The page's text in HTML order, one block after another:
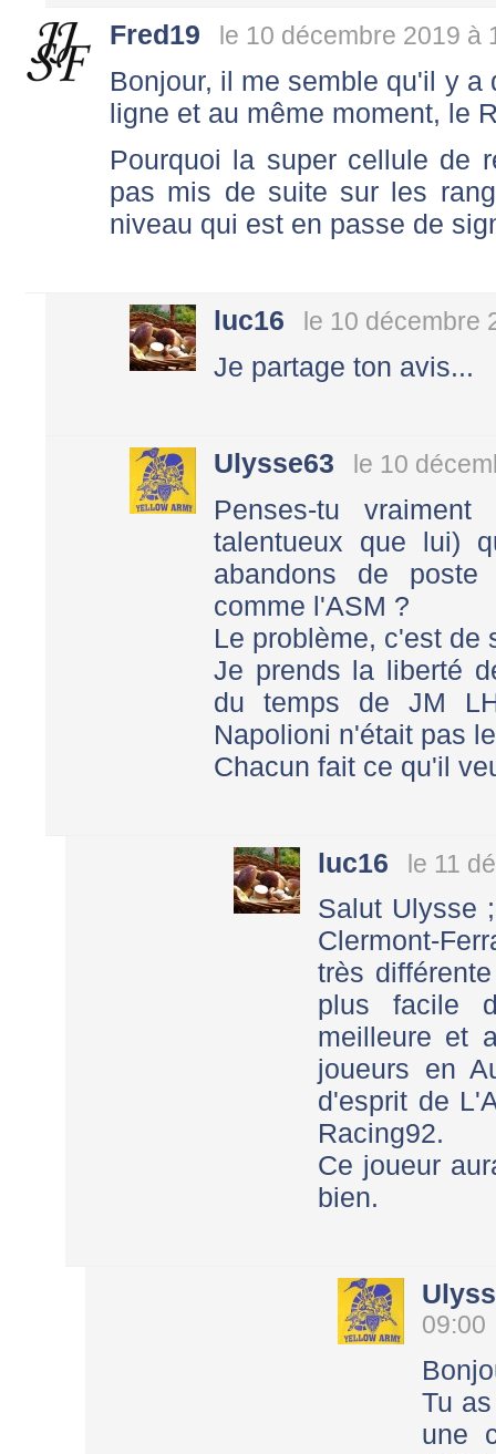
Fred19 le 10 décembre 2019 à
Bonjour, il me semble qu'il y
ligne et au même moment, le
Pourquoi la super cellule de
pas mis de suite sur les
niveau qui est en passe de
luc16 le 10 décembre
Je partage ton avis...
Ulysse63 le 10
Penses-tu
talentueux que lui)
abandons de
comme l'ASM ?
Le problème, c'est de
Je prends la liberté
du temps de JM
Napolioni n'était pas
Chacun fait ce qu'il
luc16 le 11
Salut Ulysse
Clermont-
très
plus facile
meilleure et
joueurs en
d'esprit de
Racing92.
Ce joueur
bien.
09:00
Tu
une